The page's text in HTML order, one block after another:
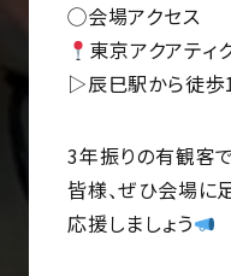
◯会場アクセス
東京アクアティ
▷辰巳駅から徒歩
3年振りの有観客
皆様、ぜひ会場に
応援しましょう